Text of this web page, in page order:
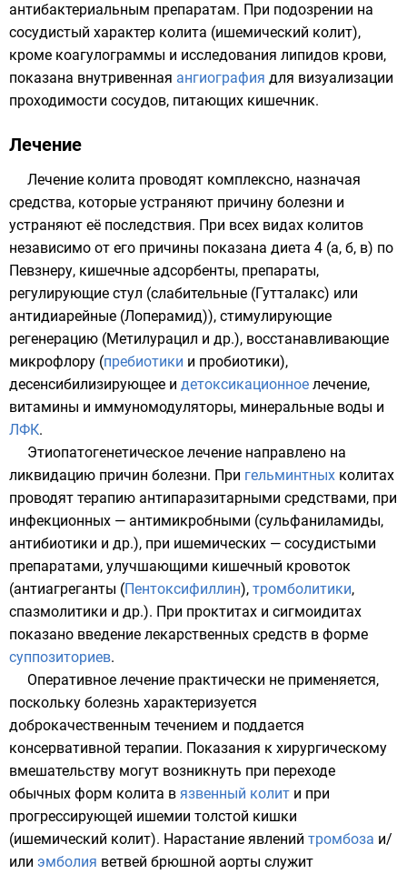
антибактериальным препаратам. При подозрении на
сосудистый характер колита (ишемический колит),
кроме коагулограммы и исследования липидов крови,
показана внутривенная ангиография для визуализации
проходимости сосудов, питающих кишечник.
Лечение
Лечение колита проводят комплексно, назначая
средства, которые устраняют причину болезни и
устраняют её последствия. При всех видах колитов
независимо от его причины показана диета 4 (а, б, в) по
Певзнеру, кишечные адсорбенты, препараты,
регулирующие стул (слабительные (Гутталакс) или
антидиарейные (Лоперамид)), стимулирующие
регенерацию (Метилурацил и др.), восстанавливающие
микрофлору (пребиотики и пробиотики),
десенсибилизирующее и детоксикационное лечение,
витамины и иммуномодуляторы, минеральные воды и
ЛФК.
Этиопатогенетическое лечение направлено на
ликвидацию причин болезни. При гельминтных колитах
проводят терапию антипаразитарными средствами, при
инфекционных — антимикробными (сульфаниламиды,
антибиотики и др.), при ишемических — сосудистыми
препаратами, улучшающими кишечный кровоток
(антиагреганты (Пентоксифиллин), тромболитики,
спазмолитики и др.). При проктитах и сигмоидитах
показано введение лекарственных средств в форме
суппозиториев.
Оперативное лечение практически не применяется,
поскольку болезнь характеризуется
доброкачественным течением и поддается
консервативной терапии. Показания к хирургическому
вмешательству могут возникнуть при переходе
обычных форм колита в язвенный колит и при
прогрессирующей ишемии толстой кишки
(ишемический колит). Нарастание явлений тромбоза и/
или эмболия ветвей брюшной аорты служит